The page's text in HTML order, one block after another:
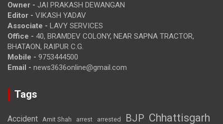
Owner - JAI PRAKASH DEWANGAN
Editor - VIKASH YADAV
Associate - LAVY SERVICES
Office - 40, BRAMDEV COLONY, NEAR SAPNA TRACTOR,
BHATAON, RAIPUR C.G.
Mobile - 9753444500
Email - news3636online@gmail.com
Tags
Accident Amit Shah arrest arrested BJP Chhattisgarh